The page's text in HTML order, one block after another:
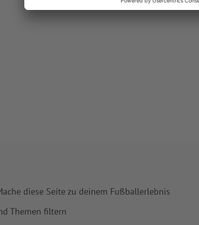
diese Seite zu deinem Fußballerlebnis
Themen filtern